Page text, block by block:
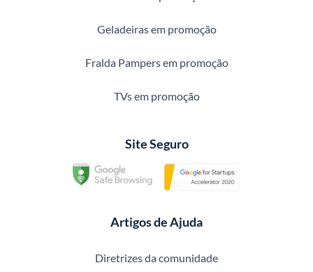
Geladeiras em promoção
Fralda Pampers em promoção
TVs em promoção
Site Seguro
Artigos de Ajuda
Diretrizes da comunidade